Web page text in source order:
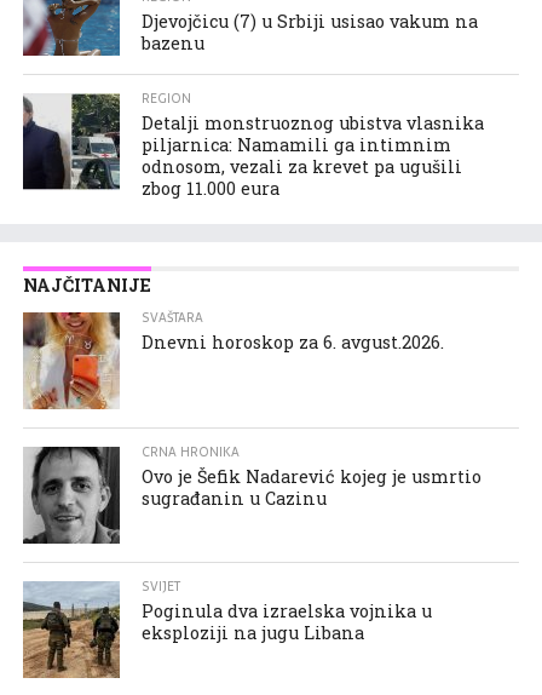
Djevojčicu (7) u Srbiji usisao vakum na
bazenu
REGION
Detalji monstruoznog ubistva vlasnika
piljarnica: Namamili ga intimnim
odnosom, vezali za krevet pa ugušili
zbog 11.000 eura
NAJČITANIJE
SVAŠTARA
Dnevni horoskop za 6. avgust.2026.
CRNA HRONIKA
Ovo je Šefik Nadarević kojeg je usmrtio
sugrađanin u Cazinu
SVIJET
Poginula dva izraelska vojnika u
eksploziji na jugu Libana